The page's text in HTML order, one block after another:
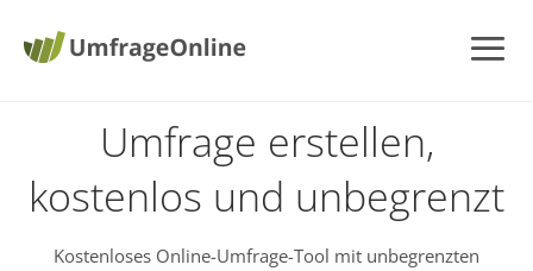
Umfrage erstellen,
kostenlos und unbegrenzt
Kostenloses Online-Umfrage-Tool mit unbegrenzten